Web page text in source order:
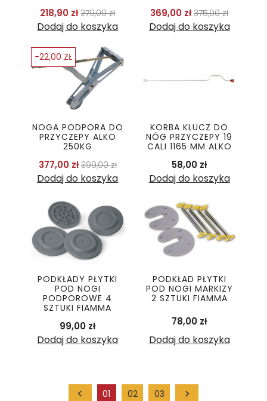
218,90 złCena podstawowa
279,00 złCena
Dodaj do koszyka
369,00 złCena
375,00 złCena
Dodaj do koszyka
NOGA PODPORA DO
PRZYCZEPY ALKO
250KG
377,00 złCena podstawowa
399,00 złCena
Dodaj do koszyka
-22,00 ZŁ
KORBA KLUCZ DO
NÓG PRZYCZEPY 19
CALI 1165 MM ALKO
58,00 złCena
Dodaj do koszyka
PODKŁADY PŁYTKI
POD NOGI
PODPOROWE 4
SZTUKI FIAMMA
99,00 złCena
Dodaj do koszyka
PODKŁAD PŁYTKI
POD NOGI MARKIZY
2 SZTUKI FIAMMA
78,00 złCena
Dodaj do koszyka
 01 02 03 